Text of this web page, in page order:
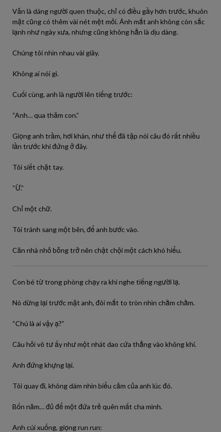
Vẫn là dáng người quen thuộc, chỉ có điều gầy hơn trước, khuôn
mặt cũng có thêm vài nét mệt mỏi. Ánh mắt anh không còn sắc
lạnh như ngày xưa, nhưng cũng không hẳn là dịu dàng.
Chúng tôi nhìn nhau vài giây.
Không ai nói gì.
Cuối cùng, anh là người lên tiếng trước:
“Anh… qua thăm con.”
Giọng anh trầm, hơi khàn, như thể đã tập nói câu đó rất nhiều
lần trước khi đứng ở đây.
Tôi siết chặt tay.
“Ừ.”
Chỉ một chữ.
Tôi tránh sang một bên, để anh bước vào.
Căn nhà nhỏ bỗng trở nên chật chội một cách khó hiểu.
Con bé từ trong phòng chạy ra khi nghe tiếng người lạ.
Nó dừng lại trước mặt anh, đôi mắt to tròn nhìn chằm chằm.
“Chú là ai vậy ạ?”
Câu hỏi vô tư ấy như một nhát dao cứa thẳng vào không khí.
Anh đứng khựng lại.
Tôi quay đi, không dám nhìn biểu cảm của anh lúc đó.
Bốn năm… đủ để một đứa trẻ quên mất cha mình.
Anh cúi xuống, giọng run run: